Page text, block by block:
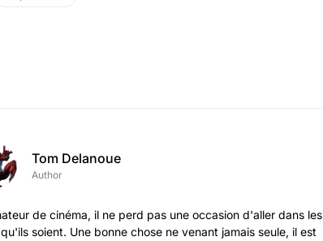
Tom Delanoue
Author
de cinéma, il ne perd pas une occasion d'aller dans les
soient. Une bonne chose ne venant jamais seule, il est